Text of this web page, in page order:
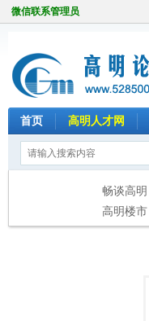
微信联系管理员
首页 高明人才网
畅谈高明
高明楼市